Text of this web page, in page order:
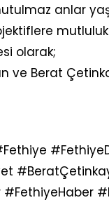
anlar
olarak;
ve Berat